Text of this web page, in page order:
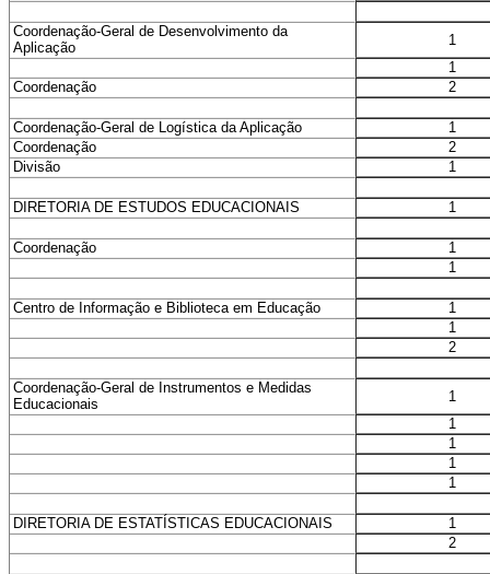
Coordenação-Geral de Desenvolvimento da
Aplicação
1
1
Coordenação
2
Coordenação-Geral de Logística da Aplicação
1
Coordenação
2
Divisão
1
DIRETORIA DE ESTUDOS EDUCACIONAIS 1
Coordenação
1
1
Centro de Informação e Biblioteca em Educação
1
1
2
Coordenação-Geral de Instrumentos e Medidas
Educacionais
1
1
1
1
1
DIRETORIA DE ESTATÍSTICAS EDUCACIONAIS
1
2